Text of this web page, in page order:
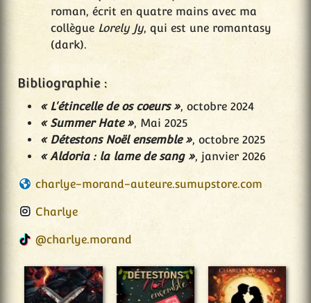
roman, écrit en quatre mains avec ma
collègue Lorely Jy, qui est une romantasy
(dark).
Bibliographie :
« L'étincelle de os coeurs », octobre 2024
« Summer Hate », Mai 2025
« Détestons Noël ensemble », octobre 2025
« Aldoria : la lame de sang », janvier 2026
charlye-morand-auteure.sumupstore.com
Charlye
@charlye.morand